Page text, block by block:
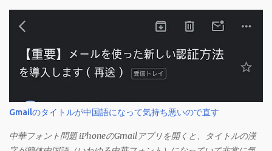
うです。 このオプションを解除して、他のセル（取り消し線の書
式がないセル）をコピーしてから、もう一度入力してみます。 今
度は大丈夫です。 Mac の場合、画面上部にあるメニューの
「Excel」をクリックして環境設定を開きます（「command + ,
（カンマ）」 でも開きます）。 「編集」を開きます。 「編集オプ
Gmailのタイトルが中国語になって気持ち悪いので直す
中華フォント問題 iPhoneのGmailアプリを開くと、タイトルの漢